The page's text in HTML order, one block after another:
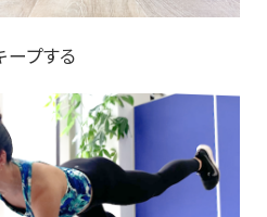
ープする